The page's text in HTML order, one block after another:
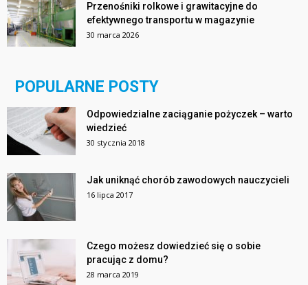
Przenośniki rolkowe i grawitacyjne do
efektywnego transportu w magazynie
30 marca 2026
POPULARNE POSTY
Odpowiedzialne zaciąganie pożyczek – warto
wiedzieć
30 stycznia 2018
Jak uniknąć chorób zawodowych nauczycieli
16 lipca 2017
Czego możesz dowiedzieć się o sobie
pracując z domu?
28 marca 2019